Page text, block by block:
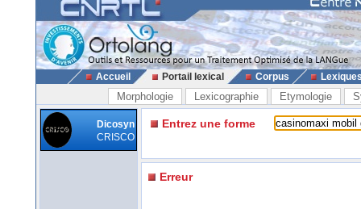
Accueil Portail lexical Corpus
Morphologie Lexicographie Etymologie
Dicosyn
CRISCO
Entrez une forme
Erreur